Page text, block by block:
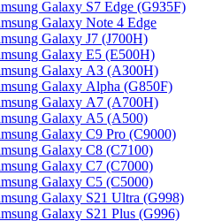
Galaxу S7 Edge (G9З5F)
Galaxу Note 4 Edge
Galaxу J7 (J700H)
Galaxу E5 (E500H)
Galaxу AЗ (AЗ00H)
Galaxу Alpha (G850F)
Galaxу A7 (A700H)
Galaxу A5 (A500)
Galaxy С9 Pro (C9000)
Galaxy С8 (C7100)
Galaxy С7 (C7000)
Galaxy С5 (C5000)
Galaxy S21 Ultra (G998)
Galaxy S21 Plus (G996)